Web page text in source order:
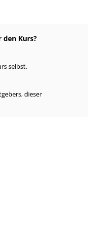
Kurs?
selbst.
dieser